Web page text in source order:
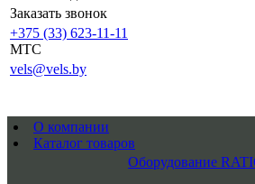
Заказать звонок
+375 (33) 623-11-11
MTC
vels@vels.by
О компании
Каталог товаров
Оборудование